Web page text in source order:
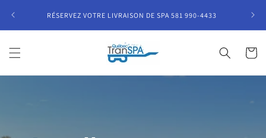
contentRÉSERVEZ VOTRE LIVRAISON DE SPA 581 990-4433
Cart